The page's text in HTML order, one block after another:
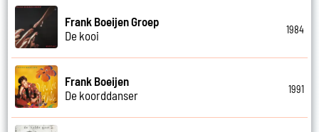
Frank Boeijen Groep
De kooi
1984
Frank Boeijen
De koorddanser
1991